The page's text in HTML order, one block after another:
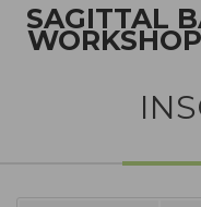
SAGITTAL